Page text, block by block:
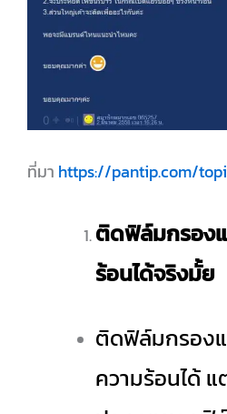
ที่มา https://pantip.com/
ติดฟิล์มกรอง
ร้อนได้จริงมั้ย
ติดฟิล์มกรอง
ความร้อนได้